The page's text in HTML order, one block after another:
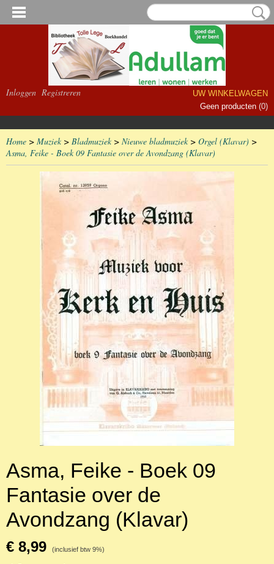
Inloggen Registreren
UW WINKELWAGEN
Geen producten (0)
Home > Muziek> Bladmuziek> Nieuwe bladmuziek> Orgel (Klavar) >
Asma, Feike - Boek 09 Fantasie over de Avondzang (Klavar)
Asma, Feike - Boek 09
Fantasie over de
Avondzang (Klavar)
€ 8,99 (inclusief btw 9%)